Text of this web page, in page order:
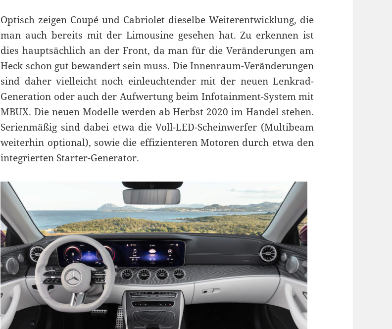
Optisch zeigen Coupé und Cabriolet dieselbe Weiterentwicklung, die
man auch bereits mit der Limousine gesehen hat. Zu erkennen ist
dies hauptsächlich an der Front, da man für die Veränderungen am
Heck schon gut bewandert sein muss. Die Innenraum-Veränderungen
sind daher vielleicht noch einleuchtender mit der neuen Lenkrad-
Generation oder auch der Aufwertung beim Infotainment-System mit
MBUX. Die neuen Modelle werden ab Herbst 2020 im Handel stehen.
Serienmäßig sind dabei etwa die Voll-LED-Scheinwerfer (Multibeam
weiterhin optional), sowie die effizienteren Motoren durch etwa den
integrierten Starter-Generator.